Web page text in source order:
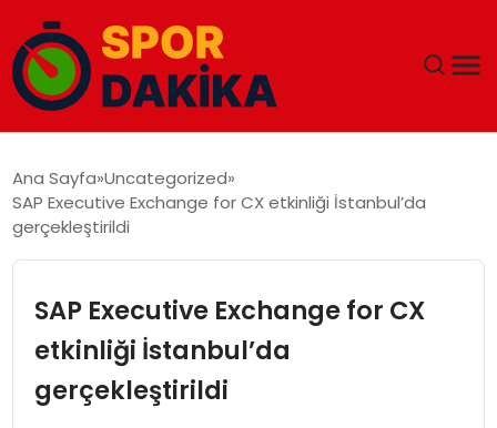
GÜNDEM
EKONOMI
Ana Sayfa Uncategorized
SAP Executive Exchange for CX etkinliği İstanbul’da
gerçekleştirildi
SAP Executive Exchange for CX
etkinliği İstanbul’da
gerçekleştirildi